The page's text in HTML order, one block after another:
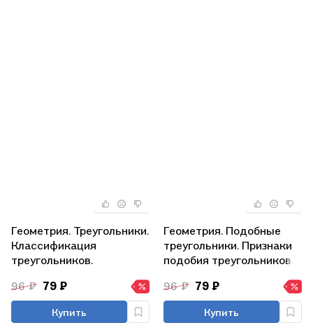
Геометрия. Треугольники.
Классификация
треугольников.
равносторонний
треугольники. 7-11 класс.
Таблица-плакат
96 ₽ 79 ₽
Купить
Геометрия. Подобные
треугольники. Признаки
подобия треугольников.
плакат (420х297)
96 ₽ 79 ₽
Купить